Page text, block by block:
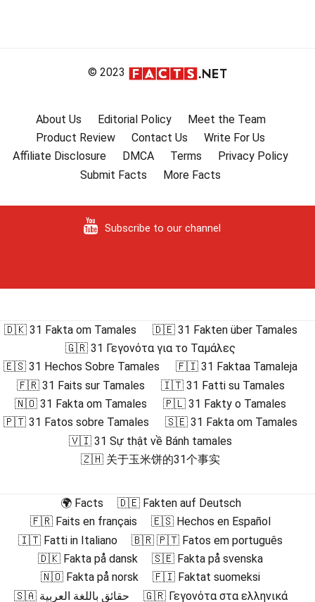
© 2023
About Us Editorial Policy
Meet the Team
Product Review
Contact Us
Write For Us
Affiliate Disclosure
DMCA Terms
Privacy Policy
Submit Facts
More Facts
Subscribe to our channel
🇩🇰 31 Fakta om Tamales
🇩🇪 31 Fakten über Tamales
🇬🇷 31 Γεγονότα για το Ταμάλες
🇪🇸 31 Hechos Sobre Tamales
🇫🇮 31 Faktaa Tamaleja
🇫🇷 31 Faits sur Tamales
🇮🇹 31 Fatti su Tamales
🇳🇴 31 Fakta om Tamales
🇵🇱 31 Fakty o Tamales
🇵🇹 31 Fatos sobre Tamales
🇸🇪 31 Fakta om Tamales
🇻🇮 31 Sự thật về Bánh tamales
🇿🇭 关于玉米饼的31个事实
🌍 Facts
🇩🇪 Fakten auf Deutsch
🇫🇷 Faits en français
🇪🇸 Hechos en Español
🇮🇹 Fatti in Italiano
🇧🇷 🇵🇹 Fatos em português
🇩🇰 Fakta på dansk
🇸🇪 Fakta på svenska
🇳🇴 Fakta på norsk
🇫🇮 Faktat suomeksi
🇸🇦 حقائق باللغة العربية
🇬🇷 Γεγονότα στα ελληνικά